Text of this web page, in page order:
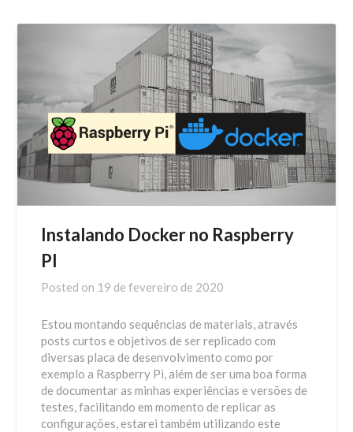
Instalando Docker no Raspberry
PI
Posted on 19 de fevereiro de 2020
Estou montando sequências de materiais, através
posts curtos e objetivos de ser replicado com
diversas placa de desenvolvimento como por
exemplo a Raspberry Pi, além de ser uma boa forma
de documentar as minhas experiências e versões de
testes, facilitando em momento de replicar as
configurações, estarei também utilizando este